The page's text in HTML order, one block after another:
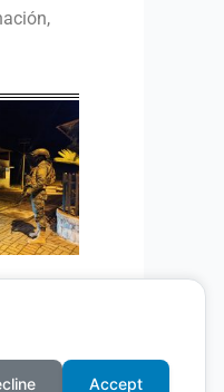
siguiente
Accept